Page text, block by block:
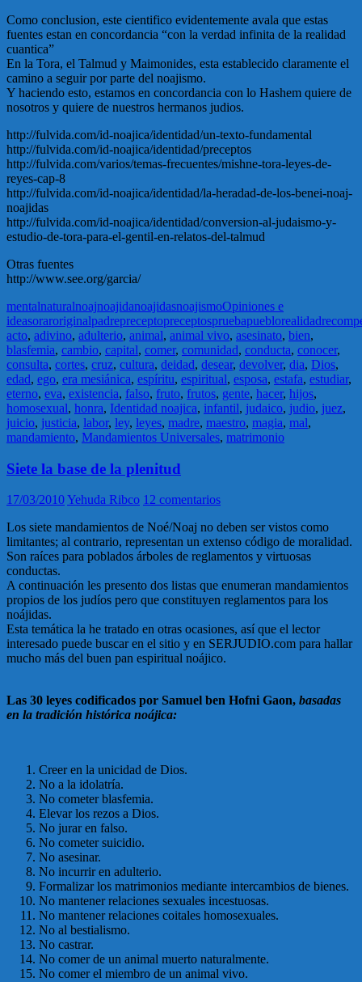
Como conclusion, este cientifico evidentemente avala que estas
fuentes estan en concordancia “con la verdad infinita de la realidad
cuantica”
En la Tora, el Talmud y Maimonides, esta establecido claramente el
camino a seguir por parte del noajismo.
Y haciendo esto, estamos en concordancia con lo Hashem quiere de
nosotros y quiere de nuestros hermanos judios.
http://fulvida.com/id-noajica/identidad/un-texto-fundamental
http://fulvida.com/id-noajica/identidad/preceptos
http://fulvida.com/varios/temas-frecuentes/mishne-tora-leyes-de-
reyes-cap-8
http://fulvida.com/id-noajica/identidad/la-heradad-de-los-benei-noaj-
noajidas
http://fulvida.com/id-noajica/identidad/conversion-al-judaismo-y-
estudio-de-tora-para-el-gentil-en-relatos-del-talmud
Otras fuentes
http://www.see.org/garcia/
mentalnaturalnoajnoajidanoajidasnoajismoOpiniones e
ideasoraroriginalpadrepreceptopreceptospruebapueblorealidad
acto, adivino, adulterio, animal, animal vivo, asesinato, bien,
blasfemia, cambio, capital, comer, comunidad, conducta, conocer,
consulta, cortes, cruz, cultura, deidad, desear, devolver, dia, Dios,
edad, ego, era mesiánica, espíritu, espiritual, esposa, estafa, estudiar,
eterno, eva, existencia, falso, fruto, frutos, gente, hacer, hijos,
homosexual, honra, Identidad noajica, infantil, judaico, judio, juez,
juicio, justicia, labor, ley, leyes, madre, maestro, magia, mal,
mandamiento, Mandamientos Universales, matrimonio
Siete la base de la plenitud
17/03/2010Yehuda Ribco 12 comentarios
Los siete mandamientos de Noé/Noaj no deben ser vistos como
limitantes; al contrario, representan un extenso código de moralidad.
Son raíces para poblados árboles de reglamentos y virtuosas
conductas.
A continuación les presento dos listas que enumeran mandamientos
propios de los judíos pero que constituyen reglamentos para los
noájidas.
Esta temática la he tratado en otras ocasiones, así que el lector
interesado puede buscar en el sitio y en SERJUDIO.com para hallar
mucho más del buen pan espiritual noájico.
Las 30 leyes codificados por Samuel ben Hofni Gaon, basadas
en la tradición histórica noájica:
Creer en la unicidad de Dios.
No a la idolatría.
No cometer blasfemia.
Elevar los rezos a Dios.
No jurar en falso.
No cometer suicidio.
No asesinar.
No incurrir en adulterio.
Formalizar los matrimonios mediante intercambios de bienes.
No mantener relaciones sexuales incestuosas.
No mantener relaciones coitales homosexuales.
No al bestialismo.
No castrar.
No comer de un animal muerto naturalmente.
No comer el miembro de un animal vivo.